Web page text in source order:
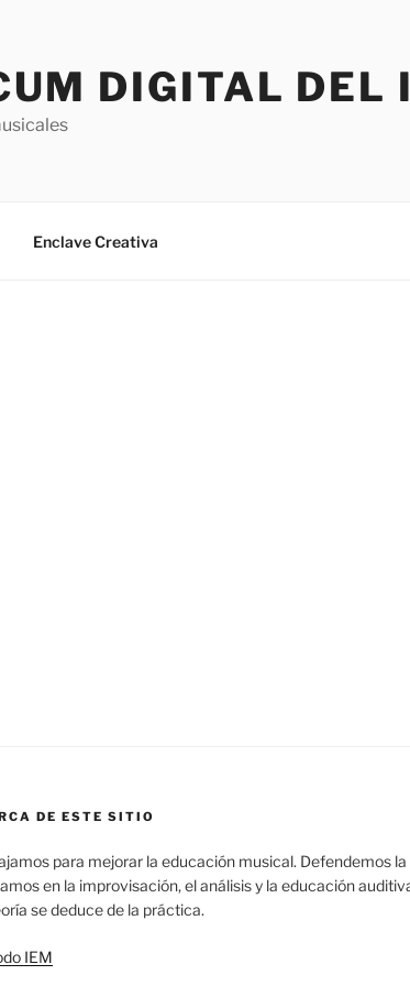
DIGITAL DEL
Enclave Creativa
DE ESTE SITIO
para mejorar la educación musical. Defendemos
en la improvisación, el análisis y la educación
se deduce de la práctica.
IEM